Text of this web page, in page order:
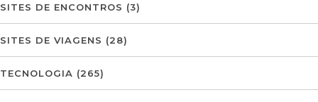
SITES DE ENCONTROS (3)
SITES DE VIAGENS (28)
TECNOLOGIA (265)